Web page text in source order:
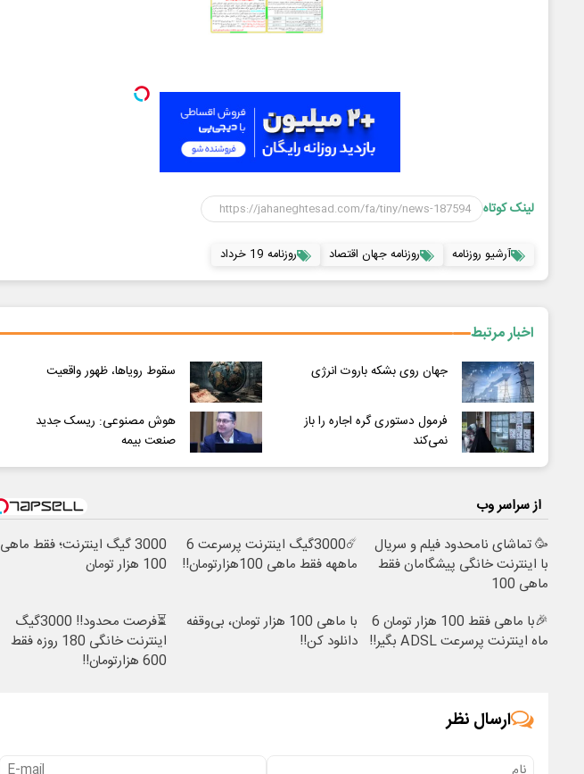
لینک کوتاه
آرشیو روزنامه روزنامه جهان اقتصاد روزنامه 19 خرداد
اخبار مرتبط
جهان روی بشکه باروت انرژی سقوط رویاها، ظهور واقعیت
فرمول دستوری گره اجاره را باز
نمی‌کند
هوش مصنوعی: ریسک جدید
صنعت بیمه
از سراسر وب
🥳 تماشای نامحدود فیلم و سریال
با اینترنت خانگی پیشگامان فقط
ماهی 100
☄️3000گیگ اینترنت پرسرعت 6
ماههه فقط ماهی 100هزارتومان!!
3000 گیگ اینترنت؛ فقط ماهی
100 هزار تومان
🎉با ماهی فقط 100 هزار تومان 6
ماه اینترنت پرسرعت ADSL بگیر!!
با ماهی 100 هزار تومان، بی‌وقفه
دانلود کن!!
⏳فرصت محدود!! 3000گیگ
اینترنت خانگی 180 روزه فقط
600 هزارتومان!!
ارسال نظر